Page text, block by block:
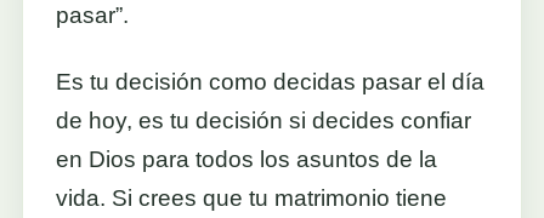
pasar”.
Es tu decisión como decidas pasar el día
de hoy, es tu decisión si decides confiar
en Dios para todos los asuntos de la
vida. Si crees que tu matrimonio tiene